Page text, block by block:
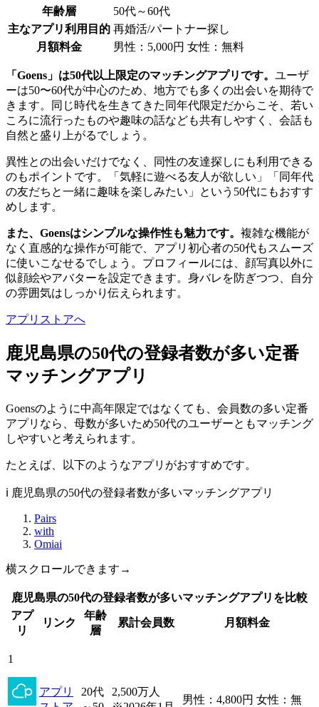
年齢層
50代～60代
主なアプリ利用目的 再婚活/パートナー探し
月額料金
男性：5,000円 女性：無料
「Goens」は50代以上限定のマッチングアプリです。 ユーザ
ーは50〜60代が中心のため、地方でも多くの出会いを期待で
きます。同じ時代を生きてきた同年代限定だからこそ、若い
ころに流行ったものや趣味の話なども共有しやすく、会話も
自然と盛り上がるでしょう。
異性との出会いだけでなく、同性の友達探しにも利用できる
のもポイントです。「気軽に遊べる友人が欲しい」「同年代
の友だちと一緒に趣味を楽しみたい」という50代にもおすす
めします。
また、Goensはシンプルな操作性も魅力です。 複雑な機能が
なく直感的な操作が可能で、アプリ初心者の50代もスムーズ
に使いこなせるでしょう。プロフィールには、顔写真以外に
似顔絵やアバターを設定できます。身バレを防ぎつつ、自分
の雰囲気はしっかり伝えられます。
アプリストアへ
鹿児島県の50代の登録者数が多い定番
マッチングアプリ
Goensのように中高年限定ではなくても、会員数の多い定番
アプリなら、母数が多いため50代のユーザーともマッチング
しやすいと考えられます。
たとえば、以下のようなアプリがおすすめです。
ℹ️ 鹿児島県の50代の登録者数が多いマッチングアプリ
Pairs
with
Omiai
横スクロールできます→
鹿児島県の50代の登録者数が多いマッチングアプリを比較
アプ
リ
リンク
年齢
層
累計会員数 月額料金
1
アプリ
20代
2,500万人
男性：4,800円 女性：無